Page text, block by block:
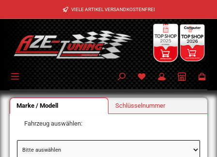
Zum Hauptinhalt springen VIELE ARTIKEL VERSANDKOSTENFREI
Marke / Modell Schlüsselnummer
Fahrzeug auswählen: